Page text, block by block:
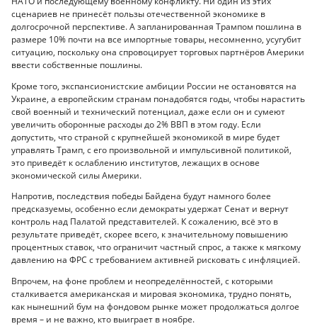
сценариев не принесёт пользы отечественной экономике в
долгосрочной перспективе. А запланированная Трампом пошлина в
размере 10% почти на все импортные товары, несомненно, усугубит
ситуацию, поскольку она спровоцирует торговых партнёров Америки
ввести собственные пошлины.
Кроме того, экспансионистские амбиции России не остановятся на
Украине, а европейским странам понадобятся годы, чтобы нарастить
свой военный и технический потенциал, даже если он и сумеют
увеличить оборонные расходы до 2% ВВП в этом году. Если
допустить, что страной с крупнейшей экономикой в мире будет
управлять Трамп, с его произвольной и импульсивной политикой,
это приведёт к ослаблению институтов, лежащих в основе
экономической силы Америки.
Напротив, последствия победы Байдена будут намного более
предсказуемы, особенно если демократы удержат Сенат и вернут
контроль над Палатой представителей. К сожалению, всё это в
результате приведёт, скорее всего, к значительному повышению
процентных ставок, что ограничит частный спрос, а также к мягкому
давлению на ФРС с требованием активней рисковать с инфляцией.
Впрочем, на фоне проблем и неопределённостей, с которыми
сталкивается американская и мировая экономика, трудно понять,
как нынешний бум на фондовом рынке может продолжаться долгое
время – и не важно, кто выиграет в ноябре.